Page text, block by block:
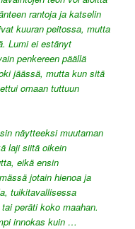
rantoja ja katselin
kuuran peitossa, mutta
Lumi ei estänyt
penkereen päällä
jäässä, mutta kun sitä
omaan tuttuun
näytteeksi muutaman
laji siitä oikein
eikä ensin
jotain hienoa ja
tuikitavallisessa
peräti koko maahan.
innokas kuin …